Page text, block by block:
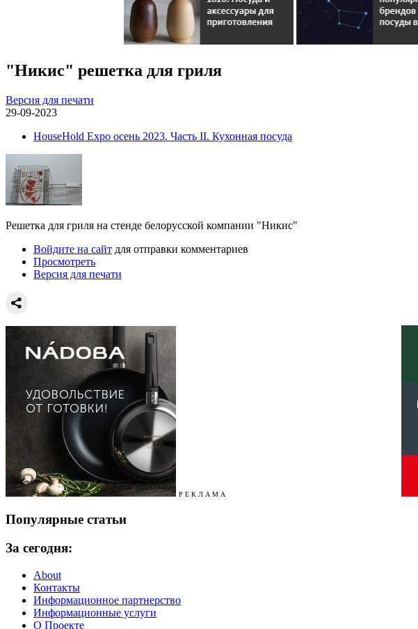
"Никис" решетка для гриля
Версия для печати
29-09-2023
HouseHold Expo осень 2023. Часть II. Кухонная посуда
Решетка для гриля на стенде белорусской компании "Никис"
Войдите на сайт для отправки комментариев
Просмотреть
Версия для печати
Р Е К Л А М А
Популярные статьи
За сегодня:
About
Контакты
Информационное партнерство
Информационные услуги
О Проекте